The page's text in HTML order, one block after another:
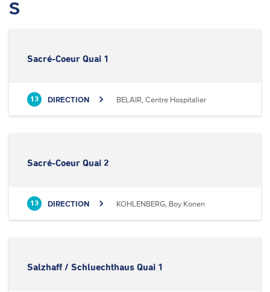
S
Sacré-Coeur Quai 1
13 DIRECTION BELAIR, Centre Hospitalier
Sacré-Coeur Quai 2
13 DIRECTION KOHLENBERG, Boy Konen
Salzhaff / Schluechthaus Quai 1